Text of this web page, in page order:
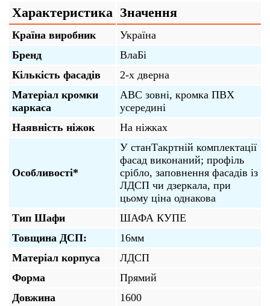
Характеристика Значення
Країна виробник
Україна
Бренд
ВлаБі
Кількість фасадів
2-х дверна
Матеріал кромки
каркаса
АВС зовні, кромка ПВХ
усередині
Наявність ніжок
На ніжках
Особливості*
У станТакртній комплектації
фасад виконаний; профіль
срібло, заповнення фасадів із
ЛДСП чи дзеркала, при
цьому ціна однакова
Тип Шафи
ШАФА КУПЕ
Товщина ДСП:
16мм
Матеріал корпуса
ЛДСП
Форма
Прямий
Довжина
1600